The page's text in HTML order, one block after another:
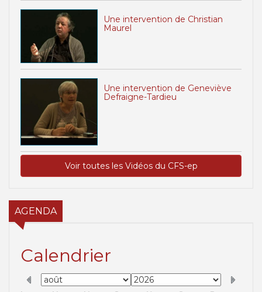
Une intervention de Christian
Maurel
Une intervention de Geneviève
Defraigne-Tardieu
Voir toutes les Vidéos du CFS-ep
AGENDA
Calendrier